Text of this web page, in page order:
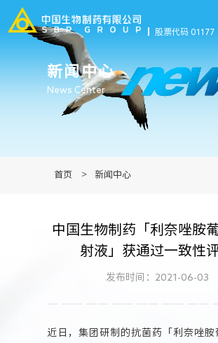
股票代码 01177
可持续发展
新闻中心
News Center
首页 > 新闻中心
中国生物制药「利奈唑胺
射液」获通过一致性
发布时间：2021-06-03
近日，集团研制的抗菌药「利奈唑胺